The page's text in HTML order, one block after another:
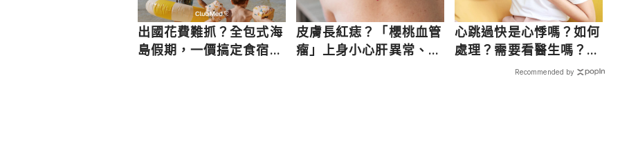
出國花費難抓？全包式海
島假期，一價搞定食宿玩
皮膚長紅痣？「櫻桃血管
瘤」上身小心肝異常、7
心跳過快是心悸嗎？如何
處理？需要看醫生嗎？過
Recommended by